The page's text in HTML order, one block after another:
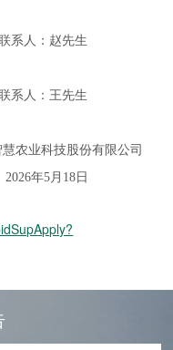
系人：赵先生
系人：王先生
农业科技股份有限公司
2026年5月18日